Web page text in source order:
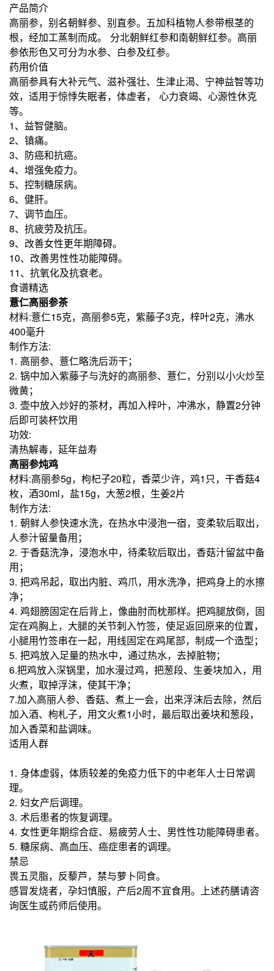
产品简介
高丽参，别名朝鲜参、别直参。五加科植物人参带根茎的
根，经加工蒸制而成。 分北朝鲜红参和南朝鲜红参。高丽
参依形色又可分为水参、白参及红参。
药用价值
高丽参具有大补元气、滋补强壮、生津止渴、宁神益智等功
效，适用于惊悸失眠者，体虚者， 心力衰竭、心源性休克
等。
1、益智健脑。
2、镇痛。
3、防癌和抗癌。
4、增强免疫力。
5、控制糖尿病。
6、健肝。
7、调节血压。
8、抗疲劳及抗压。
9、改善女性更年期障碍。
10、改善男性性功能障碍。
11、抗氧化及抗衰老。
食谱精选
薏仁高丽参茶
材料:薏仁15克，高丽参5克，紫藤子3克，梓叶2克，沸水
400毫升
制作方法:
1. 高丽参、薏仁略洗后沥干；
2. 锅中加入紫藤子与洗好的高丽参、薏仁，分别以小火炒至
微黄；
3. 壶中放入炒好的茶材，再加入梓叶，冲沸水，静置2分钟
后即可装杯饮用
功效:
清热解毒，延年益寿
高丽参炖鸡
材料:高丽参5g，枸杞子20粒，香菜少许，鸡1只，干香菇4
枚，酒30ml，盐15g，大葱2根，生姜2片
制作方法:
1. 朝鲜人参快速水洗，在热水中浸泡一宿，变柔软后取出，
人参汁留量备用；
2. 于香菇洗净，浸泡水中，待柔软后取出，香菇汁留盆中备
用；
3. 把鸡吊起，取出内脏、鸡爪，用水洗净，把鸡身上的水擦
净；
4. 鸡翅膀固定在后背上，像曲肘而枕那样。把鸡腿放倒，固
定在鸡胸上，大腿的关节刺入竹签，使足返回原来的位置，
小腿用竹签串在一起，用线固定在鸡尾部，制成一个造型；
5. 把鸡放入足量的热水中，通过热水，去掉脏物；
6.把鸡放入深锅里，加水漫过鸡，把葱段、生姜块加入，用
火煮，取掉浮沫，使其干净；
7.加入高丽人参、香菇、煮上一会，出来浮沫后去除，然后
加入酒、枸札子，用文火煮1小时，最后取出姜块和葱段，
加入香菜和盐调味。
适用人群
1. 身体虚弱，体质较差的免疫力低下的中老年人士日常调
理。
2. 妇女产后调理。
3. 术后患者的恢复调理。
4. 女性更年期综合症、易疲劳人士、男性性功能障碍患者。
5. 糖尿病、高血压、癌症患者的调理。
禁忌
畏五灵脂，反藜芦，禁与萝卜同食。
感冒发烧者，孕妇慎服，产后2周不宜食用。上述药膳请咨
询医生或药师后使用。